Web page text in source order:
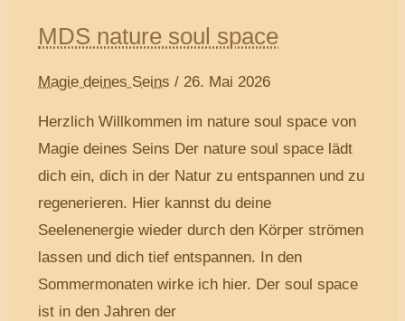
MDS nature soul space
Magie deines Seins / 26. Mai 2026
Herzlich Willkommen im nature soul space von
Magie deines Seins Der nature soul space lädt
dich ein, dich in der Natur zu entspannen und zu
regenerieren. Hier kannst du deine
Seelenenergie wieder durch den Körper strömen
lassen und dich tief entspannen. In den
Sommermonaten wirke ich hier. Der soul space
ist in den Jahren der